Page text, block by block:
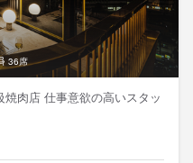
36席
肉店 仕事意欲の高いスタッ